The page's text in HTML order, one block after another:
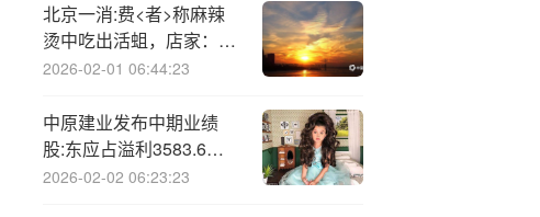
北京一消:费<者>称麻辣
烫中吃出活蛆，店家：又
煮又烫，虫子还是活的，
2026-02-01 06:44:23
中原建业发布中期业绩
股:东应占溢利3583.6万
元同比减少20.24%
2026-02-02 06:23:23